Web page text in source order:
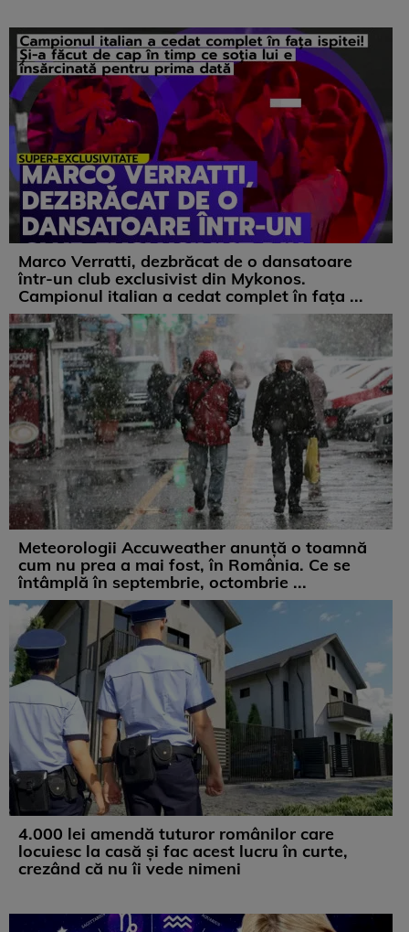
Marco Verratti, dezbrăcat de o dansatoare
într-un club exclusivist din Mykonos.
Campionul italian a cedat complet în fața ...
Meteorologii Accuweather anunță o toamnă
cum nu prea a mai fost, în România. Ce se
întâmplă în septembrie, octombrie ...
4.000 lei amendă tuturor românilor care
locuiesc la casă și fac acest lucru în curte,
crezând că nu îi vede nimeni